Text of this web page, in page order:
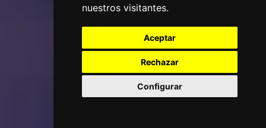
nuestros visitantes.
Aceptar
Rechazar
Configurar